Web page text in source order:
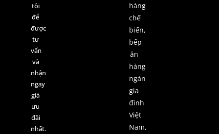
tôi
để
được
tư
vấn
và
nhận
ngay
giá
ưu
đãi
nhất.
hàng
chế
biến,
bếp
ăn
hàng
ngàn
gia
đình
Việt
Nam,